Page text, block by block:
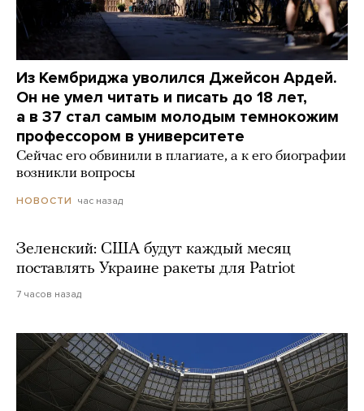
Из Кембриджа уволился Джейсон Ардей.
Он не умел читать и писать до 18 лет,
а в 37 стал самым молодым темнокожим
профессором в университете
Сейчас его обвинили в плагиате, а к его биографии
возникли вопросы
НОВОСТИ час назад
Зеленский: США будут каждый месяц
поставлять Украине ракеты для Patriot
7 часов назад